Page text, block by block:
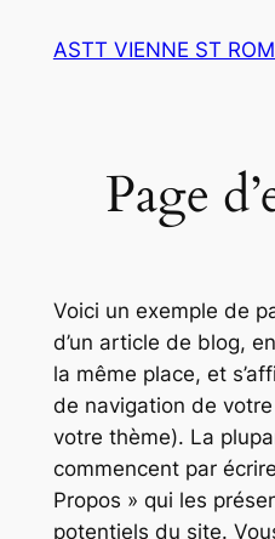
ASTT VIENNE ST
Page
Voici un exemple de
d’un article de blog,
la même place, et
de navigation de
votre thème). La
commencent par
Propos » qui les
potentiels du site.